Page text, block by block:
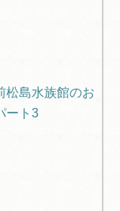
松島水族館のお
ート3